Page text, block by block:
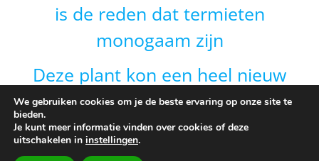
is de reden dat termieten
monogaam zijn
Deze plant kon een heel nieuw
gebied veroveren door van vorm te
veranderen en dat is onverwacht
We gebruiken cookies om je de beste ervaring op onze site te
bieden.
Je kunt meer informatie vinden over cookies of deze
uitschakelen in instellingen.